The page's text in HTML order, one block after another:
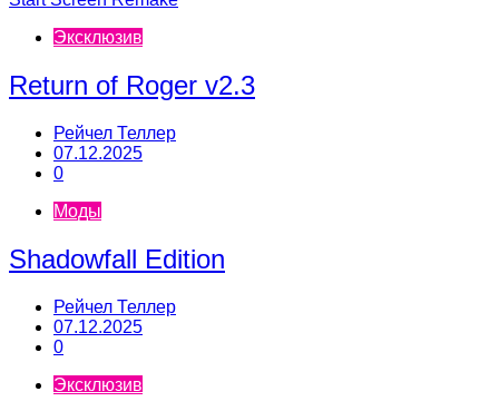
Эксклюзив
Return of Roger v2.3
Рейчел Теллер
07.12.2025
0
Моды
Shadowfall Edition
Рейчел Теллер
07.12.2025
0
Эксклюзив